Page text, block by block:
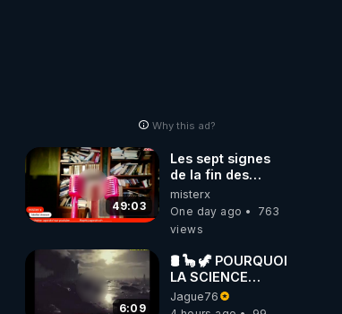
Why this ad?
49:03
Les sept signes
de la fin des
temps selon
l’intervenant
misterx
One day ago
763
views
6:09
🛢 🦕 🦖 POURQUOI
LA SCIENCE
OFFICIELLE NE
CONNAÎT-ELLE
Jague76